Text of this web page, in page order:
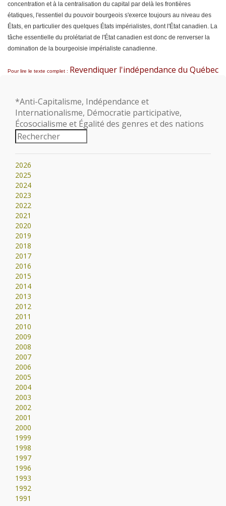
concentration et à la centralisation du capital par delà les frontières
étatiques, l'essentiel du pouvoir bourgeois s'exerce toujours au niveau des
États, en particulier des quelques États impérialistes, dont l'État canadien. La
tâche essentielle du prolétariat de l'État canadien est donc de renverser la
domination de la bourgeoisie impérialiste canadienne.
Pour lire le texte complet : Revendiquer l'indépendance du Québec
*Anti-Capitalisme, Indépendance et
Internationalisme, Démocratie participative,
Écosocialisme et Égalité des genres et des nations
2026
2025
2024
2023
2022
2021
2020
2019
2018
2017
2016
2015
2014
2013
2012
2011
2010
2009
2008
2007
2006
2005
2004
2003
2002
2001
2000
1999
1998
1997
1996
1993
1992
1991